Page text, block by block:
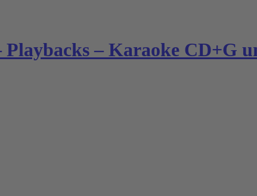
– Karaoke CD+G